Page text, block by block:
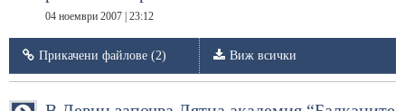
04 ноември 2007 | 23:12
Прикачени файлове (2) Виж всички